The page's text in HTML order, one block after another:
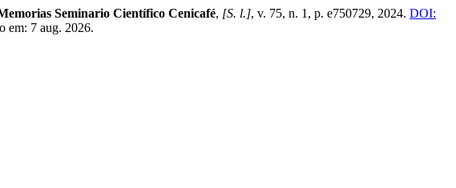
Seminario Científico Cenicafé, [S. l.], v. 75, n. 1, p. e750729, 2024. DOI:
em: 7 aug. 2026.